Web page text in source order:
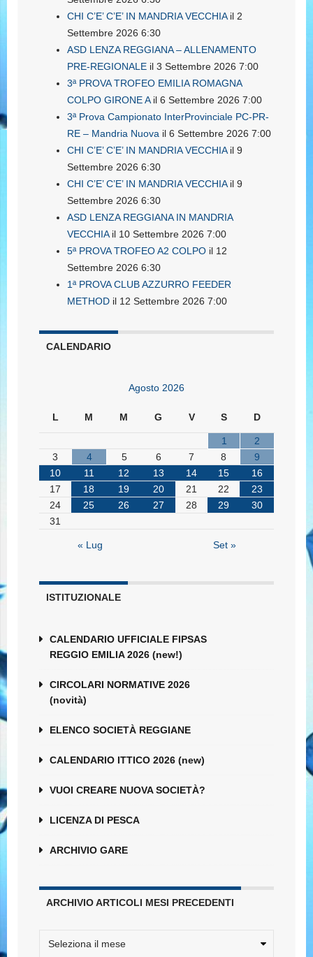
CHI C’E’ C’E’ IN MANDRIA VECCHIAil 2
Settembre 2026 6:30
ASD LENZA REGGIANA – ALLENAMENTO
PRE-REGIONALE il 3 Settembre 2026 7:00
3ª PROVA TROFEO EMILIA ROMAGNA
COLPO GIRONE Ail 6 Settembre 2026 7:00
3ª Prova Campionato InterProvinciale PC-PR-
RE – Mandria Nuova il 6 Settembre 2026 7:00
CHI C’E’ C’E’ IN MANDRIA VECCHIAil 9
Settembre 2026 6:30
CHI C’E’ C’E’ IN MANDRIA VECCHIAil 9
Settembre 2026 6:30
ASD LENZA REGGIANA IN MANDRIA
VECCHIAil 10 Settembre 2026 7:00
5ª PROVA TROFEO A2 COLPO il 12
Settembre 2026 6:30
1ª PROVA CLUB AZZURRO FEEDER
METHOD il 12 Settembre 2026 7:00
CALENDARIO
Agosto 2026
L M M G V S D
1
2
3
4 5 6 7 8
9
10
11 12 13 14 15
16
17
18 19 20 21 22
23
24
25 26 27 28 29
30
31
« Lug Set »
ISTITUZIONALE
CALENDARIO UFFICIALE FIPSAS
REGGIO EMILIA 2026 (new!)
CIRCOLARI NORMATIVE 2026
(novità)
ELENCO SOCIETÀ REGGIANE
CALENDARIO ITTICO 2026 (new)
VUOI CREARE NUOVA SOCIETÀ?
LICENZA DI PESCA
ARCHIVIO GARE
ARCHIVIO ARTICOLI MESI PRECEDENTI